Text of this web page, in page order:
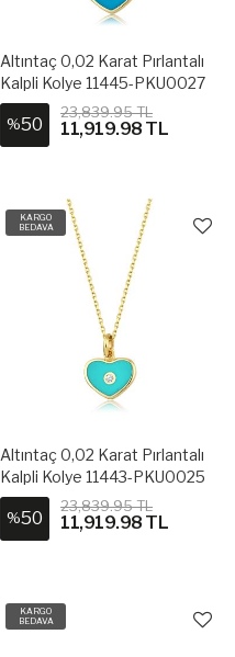
Altıntaç 0,02 Karat Pırlantalı
Kalpli Kolye 11445-PKU0027
%50
23,839.95 TL
11,919.98 TL
KARGO
BEDAVA
Altıntaç 0,02 Karat Pırlantalı
Kalpli Kolye 11443-PKU0025
%50
23,839.95 TL
11,919.98 TL
KARGO
BEDAVA